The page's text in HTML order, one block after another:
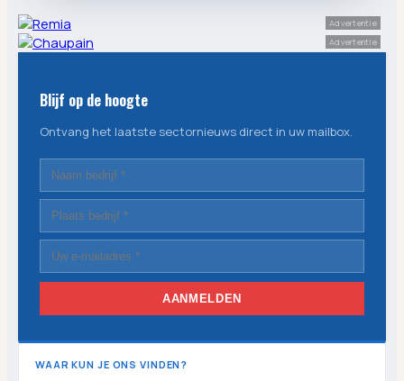
Advertentie
Advertentie
Blijf op de hoogte
Ontvang het laatste sectornieuws direct in uw mailbox.
AANMELDEN
WAAR KUN JE ONS VINDEN?